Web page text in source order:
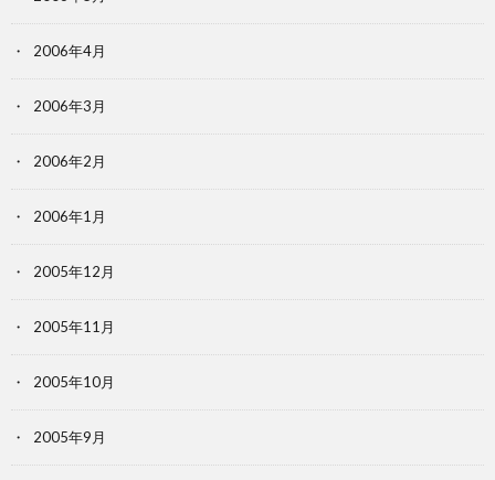
2006年4月
2006年3月
2006年2月
2006年1月
2005年12月
2005年11月
2005年10月
2005年9月